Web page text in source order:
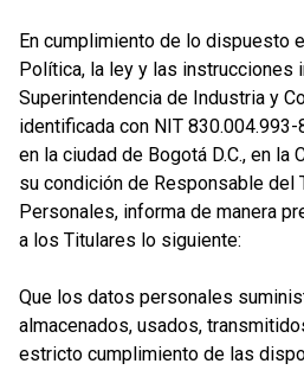
En cumplimiento de lo dispuesto
Política, la ley y las instrucciones
Superintendencia de Industria y
identificada con NIT
en la ciudad de Bogotá D.C., en la
su condición de Responsable del
Personales, informa de manera
a los Titulares lo siguiente:
Que los datos personales
almacenados, usados,
estricto cumplimiento de las